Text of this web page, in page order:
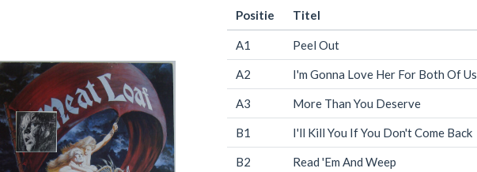
Positie
Titel
A1 Peel Out
A2 I'm Gonna Love Her For Both Of Us
A3 More Than You Deserve
B1 I'll Kill You If You Don't Come Back
B2 Read 'Em And Weep